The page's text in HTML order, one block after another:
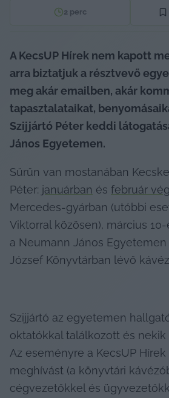
2perc
A KecsUP Hírek nem kapott
arra biztatjuk a résztvevő
meg akár emailben, akár
tapasztalataikat,
Szijjártó Péter keddi
János Egyetemen.
Sűrűn van mostanában
Péter: januárban és február
Mercedes-gyárban (utóbbi
Viktorral közösen), március
a Neumann János Egyetemen
József Könyvtárban lévő
Szijjártó az egyetemen
oktatókkal találkozott és
Az eseményre a KecsUP
meghívást (a könyvtári
cégvezetőkkel és